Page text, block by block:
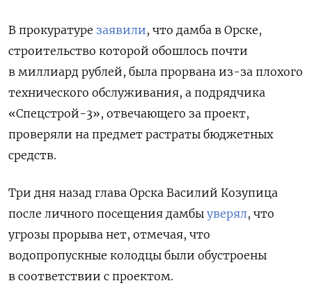
В прокуратуре заявили, что дамба в Орске,
строительство которой обошлось почти
в миллиард рублей, была прорвана из-за плохого
технического обслуживания, а подрядчика
«Спецстрой-3», отвечающего за проект,
проверяли на предмет растраты бюджетных
средств.
Три дня назад глава Орска Василий Козупица
после личного посещения дамбы уверял, что
угрозы прорыва нет, отмечая, что
водопропускные колодцы были обустроены
в соответствии с проектом.